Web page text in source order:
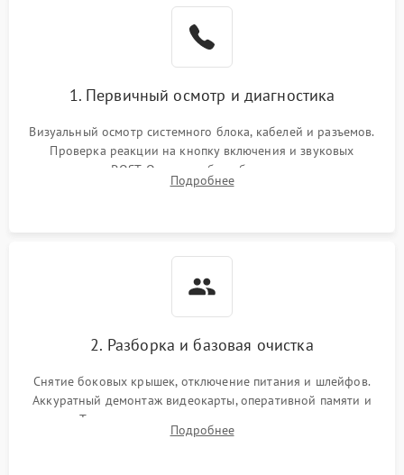
1. Первичный осмотр и диагностика
Визуальный осмотр системного блока, кабелей и разъемов.
Проверка реакции на кнопку включения и звуковых
сигналов POST. Оценка работы блока питания для
локализации базовых неисправностей без полного разбора.
Подробнее
2. Разборка и базовая очистка
Снятие боковых крышек, отключение питания и шлейфов.
Аккуратный демонтаж видеокарты, оперативной памяти и
кулеров. Тщательная очистка корпуса и радиаторов от пыли
с помощью сжатого воздуха для предотвращения
Подробнее